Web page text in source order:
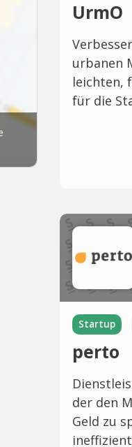
UrmO
urbanen
leichten,
für die
Startup
perto
der den
Geld zu